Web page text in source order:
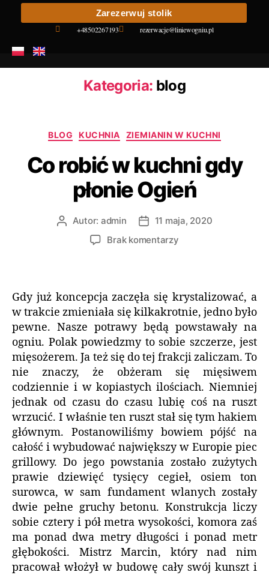
Zarezerwuj stolik
+48502267193 rezerwacje@liniewogniu.pl
Kategoria: blog
BLOG KUCHNIA ZIEMIANIN W KUCHNI
Co robić w kuchni gdy
płonie Ogień
Autor: admin
11 maja, 2020
Brak komentarzy
Gdy już koncepcja zaczęła się krystalizować, a
w trakcie zmieniała się kilkakrotnie, jedno było
pewne. Nasze potrawy będą powstawały na
ogniu. Polak powiedzmy to sobie szczerze, jest
mięsożerem. Ja też się do tej frakcji zaliczam. To
nie znaczy, że obżeram się mięsiwem
codziennie i w kopiastych ilościach. Niemniej
jednak od czasu do czasu lubię coś na ruszt
wrzucić. I właśnie ten ruszt stał się tym hakiem
głównym. Postanowiliśmy bowiem pójść na
całość i wybudować największy w Europie piec
grillowy. Do jego powstania zostało zużytych
prawie dziewięć tysięcy cegieł, osiem ton
surowca, w sam fundament wlanych zostały
dwie pełne gruchy betonu. Konstrukcja liczy
sobie cztery i pół metra wysokości, komora zaś
ma ponad dwa metry długości i ponad metr
głębokości. Mistrz Marcin, który nad nim
pracował włożył w budowę cały swój kunszt i